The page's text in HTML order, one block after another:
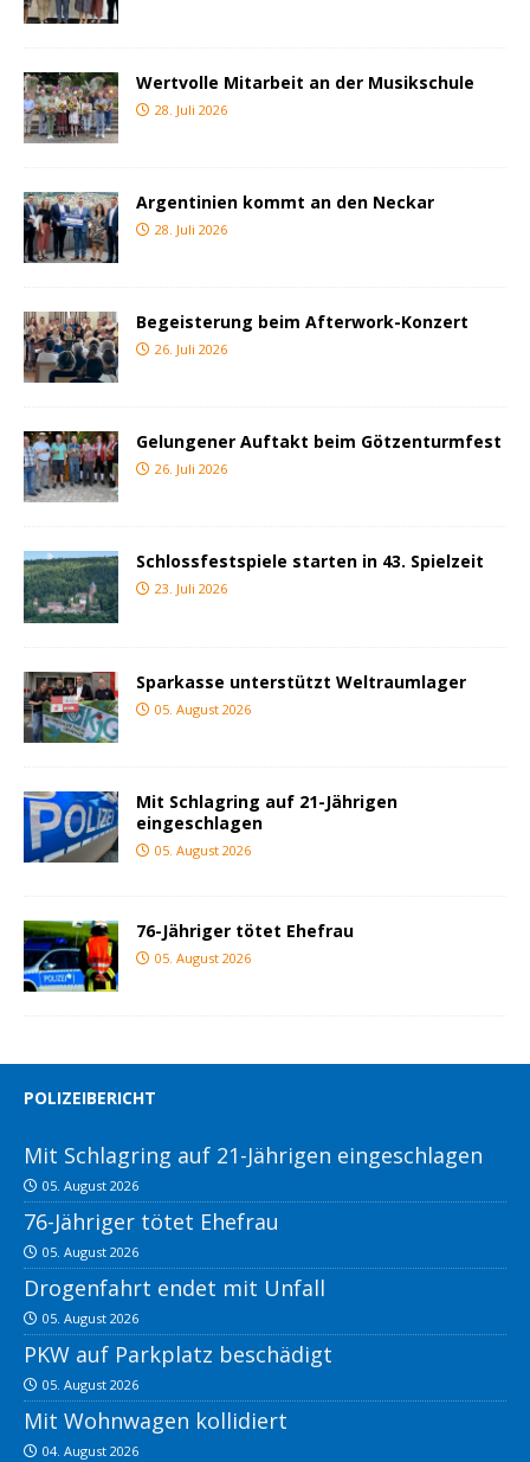
Wertvolle Mitarbeit an der Musikschule
28. Juli 2026
Argentinien kommt an den Neckar
28. Juli 2026
Begeisterung beim Afterwork-Konzert
26. Juli 2026
Gelungener Auftakt beim Götzenturmfest
26. Juli 2026
Schlossfestspiele starten in 43. Spielzeit
23. Juli 2026
Sparkasse unterstützt Weltraumlager
05. August 2026
Mit Schlagring auf 21-Jährigen
eingeschlagen
05. August 2026
76-Jähriger tötet Ehefrau
05. August 2026
POLIZEIBERICHT
Mit Schlagring auf 21-Jährigen eingeschlagen
05. August 2026
76-Jähriger tötet Ehefrau
05. August 2026
Drogenfahrt endet mit Unfall
05. August 2026
PKW auf Parkplatz beschädigt
05. August 2026
Mit Wohnwagen kollidiert
04. August 2026